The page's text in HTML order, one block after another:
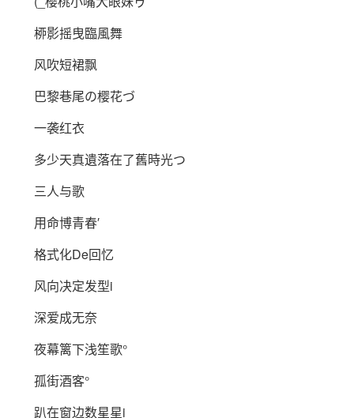
桺影摇曳臨風舞
风吹短裙飘
巴黎巷尾の樱花づ
一袭红衣
多少天真遺落在了舊時光つ
三人与歌
用命博青春′
格式化De回忆
风向决定发型i
深爱成无奈
夜幕篱下浅笙歌°
孤街酒客°
趴在窗边数星星i